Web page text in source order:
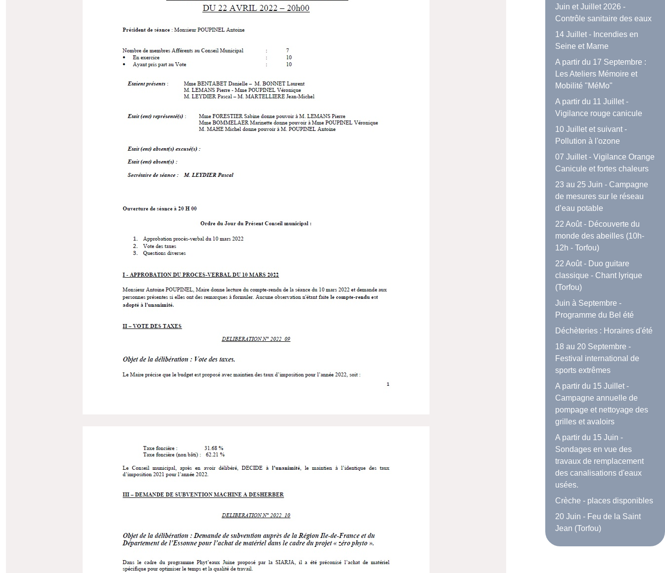
Juin et Juillet 2026 -
Contrôle sanitaire des eaux
14 Juillet - Incendies en
Seine et Marne
A partir du 17 Septembre :
Les Ateliers Mémoire et
Mobilité "MéMo"
A partir du 11 Juillet -
Vigilance rouge canicule
10 Juillet et suivant -
Pollution à l'ozone
07 Juillet - Vigilance Orange
Canicule et fortes chaleurs
23 au 25 Juin - Campagne
de mesures sur le réseau
d’eau potable
22 Août - Découverte du
monde des abeilles (10h-
12h - Torfou)
22 Août - Duo guitare
classique - Chant lyrique
(Torfou)
Juin à Septembre -
Programme du Bel été
Déchèteries : Horaires d'été
18 au 20 Septembre -
Festival international de
sports extrêmes
A partir du 15 Juillet -
Campagne annuelle de
pompage et nettoyage des
grilles et avaloirs
A partir du 15 Juin -
Sondages en vue des
travaux de remplacement
des canalisations d'eaux
usées.
Crèche - places disponibles
20 Juin - Feu de la Saint
Jean (Torfou)